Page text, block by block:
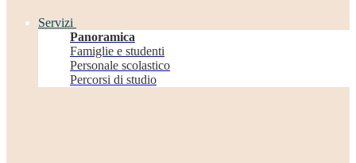
Servizi
Panoramica
Famiglie e studenti
Personale scolastico
Percorsi di studio